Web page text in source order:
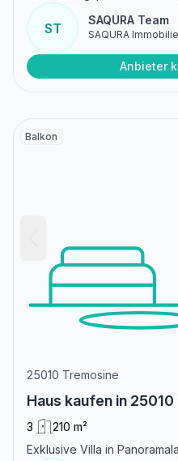
ST
SAQURA Team
SAQURA
Anbieter
Balkon
25010 Tremosine
Haus kaufen in
3
210 m²
Exklusive Villa in